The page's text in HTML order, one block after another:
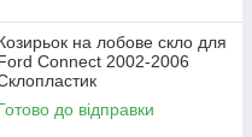
на лобове скло для
Connect 2002-2006
до відправки